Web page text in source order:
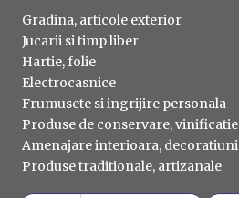
Gradina, articole exterior
Jucarii si timp liber
Hartie, folie
Electrocasnice
Frumusete si ingrijire personala
Produse de conservare, vinificatie
Amenajare interioara, decoratiuni
Produse traditionale, artizanale